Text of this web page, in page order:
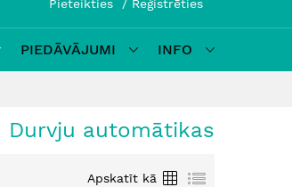
Pieteikties Reģistrēties
PIEDĀVĀJUMI
INFO
Durvju automātikas
Apskatīt kā
RežģisSaraksts